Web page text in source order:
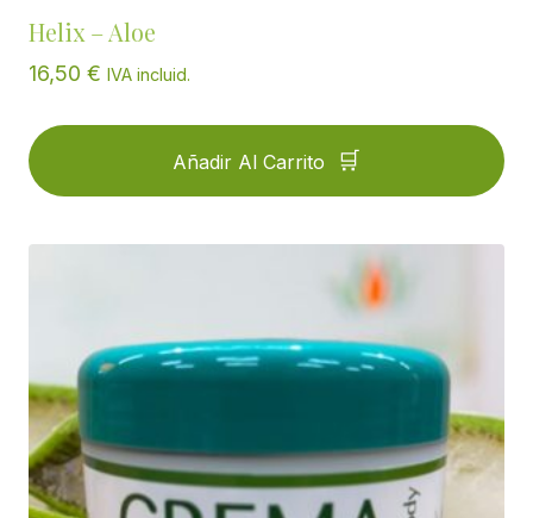
Helix – Aloe
16,50 € IVA incluid.
Añadir Al Carrito